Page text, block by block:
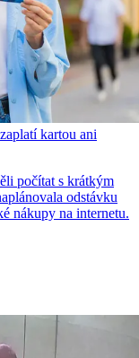
kartou ani
počítat s krátkým
odstávku
nákupy na internetu.